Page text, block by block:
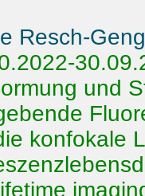
Resch-
und
konfokale